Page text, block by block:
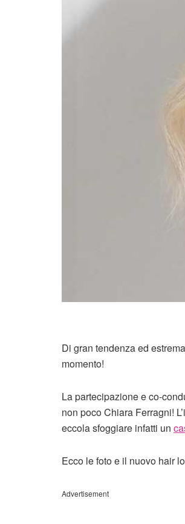
Di gran tendenza ed
momento!
La partecipazione e co-
non poco Chiara Ferragni!
eccola sfoggiare infatti un
Ecco le foto e il nuovo hair
Advertisement